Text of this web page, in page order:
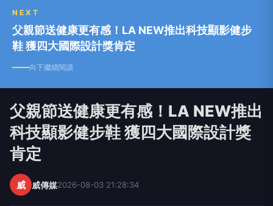
鞋 獲四大國際設計獎肯定
向下繼續閱讀
父親節送健康更有感！LA NEW推出
科技顯影健步鞋 獲四大國際設計獎
肯定
威 威傳媒
【威傳媒記者蘇松濤報導】